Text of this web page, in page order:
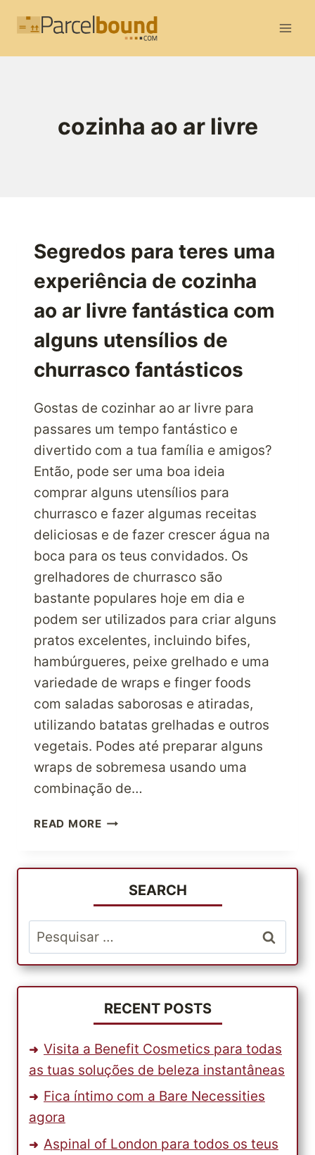
cozinha ao ar livre
Segredos para teres uma
experiência de cozinha
ao ar livre fantástica com
alguns utensílios de
churrasco fantásticos
Gostas de cozinhar ao ar livre para
passares um tempo fantástico e
divertido com a tua família e amigos?
Então, pode ser uma boa ideia
comprar alguns utensílios para
churrasco e fazer algumas receitas
deliciosas e de fazer crescer água na
boca para os teus convidados. Os
grelhadores de churrasco são
bastante populares hoje em dia e
podem ser utilizados para criar alguns
pratos excelentes, incluindo bifes,
hambúrgueres, peixe grelhado e uma
variedade de wraps e finger foods
com saladas saborosas e atiradas,
utilizando batatas grelhadas e outros
vegetais. Podes até preparar alguns
wraps de sobremesa usando uma
combinação de…
READ MORESEGREDOS
UMA
EXPERIÊNCIA
DE
COZINHA
AO
AR
LIVRE
FANTÁSTICA
COM
ALGUNS
UTENSÍLIOS
DE
CHURRASCO
FANTÁSTICOS
SEARCH
Pesquisar
por:
RECENT POSTS
Visita a Benefit Cosmetics para todas
as tuas soluções de beleza instantâneas
Fica íntimo com a Bare Necessities
agora
Aspinal of London para todos os teus